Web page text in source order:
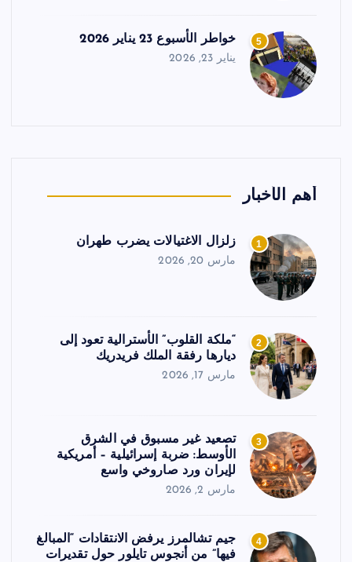
5 خواطر الأسبوع 23 يناير 2026
يناير 23, 2026
أهم الأخبار
1 زلزال الاغتيالات يضرب طهران
مارس 20, 2026
2
“ملكة القلوب” الأسترالية تعود إلى
ديارها رفقة الملك فريدريك
مارس 17, 2026
3
تصعيد غير مسبوق في الشرق
الأوسط: ضربة إسرائيلية – أمريكية
لإيران ورد صاروخي واسع
مارس 2, 2026
4
جيم تشالمرز يرفض الانتقادات “المبالغ
فيها” من أنجوس تايلور حول تقديرات